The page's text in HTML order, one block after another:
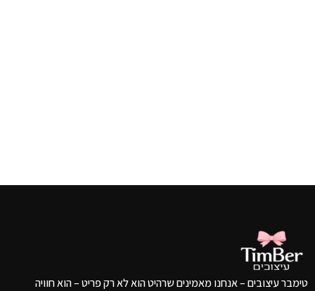
טימבר עיצובים – אנחנו מאמינים שרהיט הוא לא רק פריט – הוא חוויה